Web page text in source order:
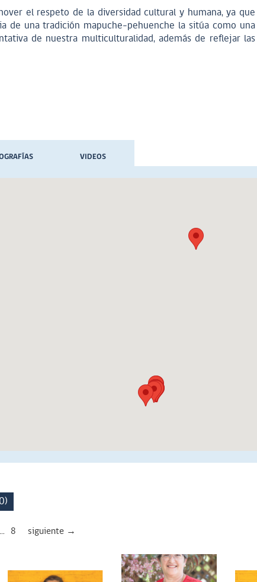
el respeto de la diversidad cultural y humana, ya que
de una tradición mapuche-pehuenche la sitúa como una
de nuestra multiculturalidad, además de reflejar las
VIDEOS
... 8 siguiente →